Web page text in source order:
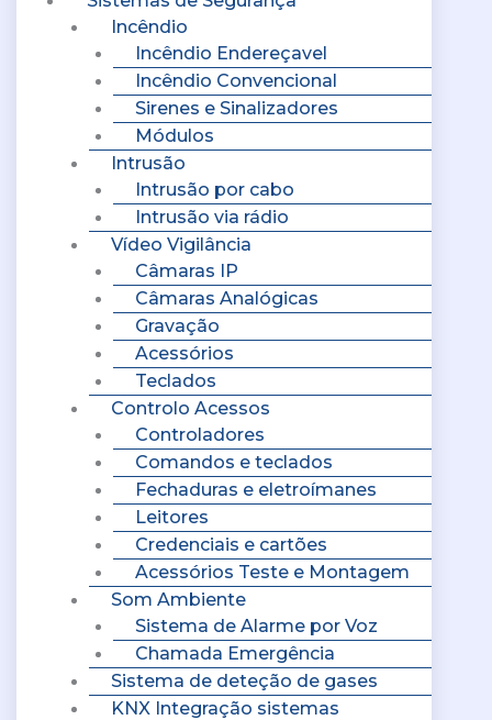
Incêndio
Incêndio Endereçavel
Incêndio Convencional
Sirenes e Sinalizadores
Módulos
Intrusão
Intrusão por cabo
Intrusão via rádio
Vídeo Vigilância
Câmaras IP
Câmaras Analógicas
Gravação
Acessórios
Teclados
Controlo Acessos
Controladores
Comandos e teclados
Fechaduras e eletroímanes
Leitores
Credenciais e cartões
Acessórios Teste e Montagem
Som Ambiente
Sistema de Alarme por Voz
Chamada Emergência
Sistema de deteção de gases
KNX Integração sistemas